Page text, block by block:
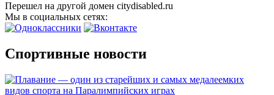
Перешел на другой домен citydisabled.ru
Мы в социальных сетях:
Спортивные новости